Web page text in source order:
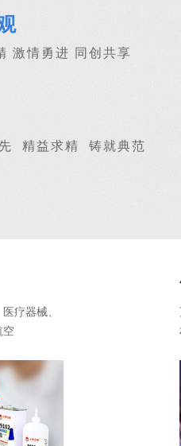
激情勇进 同创共享
精益求精 铸就典范
疗器械、
空